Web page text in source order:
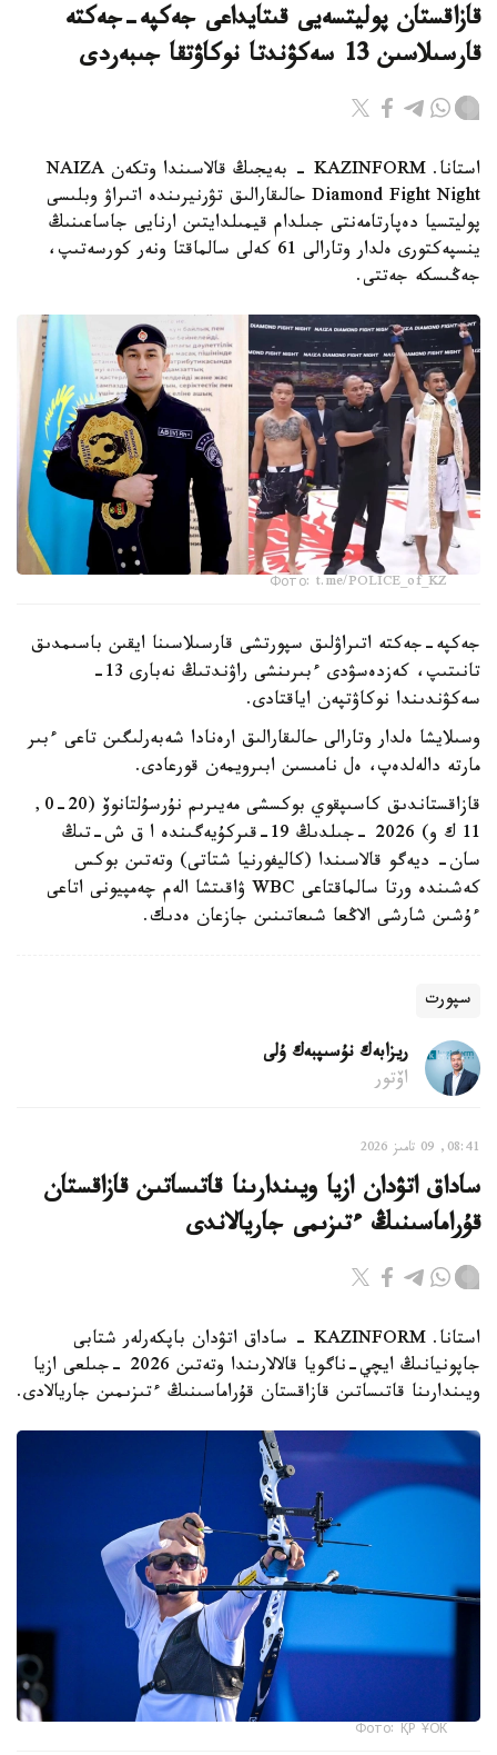
قازاقستان پوليتسەيى قىتايداعى جەكپە-جەكتە
قارسىلاسىن 13 سەكۋندتا نوكاۋتقا جىبەردى
استانا. KAZINFORM - بەيجىڭ قالاسىندا وتكەن NAIZA
Diamond Fight Night حالىقارالىق تۋرنيرىندە اتىراۋ وبلىسى
پوليتسيا دەپارتامەنتى جىلدام قيمىلدايتىن ارنايى جاساعىنىڭ
ينسپەكتورى ەلدار وتارالى 61 كەلى سالماقتا ونەر كورسەتىپ،
جەڭىسكە جەتتى.
Фото: t.me/POLICE_of_KZ
جەكپە-جەكتە اتىراۋلىق سپورتشى قارسىلاسىنا ايقىن باسىمدىق
تانىتىپ، كەزدەسۋدى ءبىرىنشى راۋندتىڭ نەبارى 13-
سەكۋندىندا نوكاۋتپەن اياقتادى.
وسىلايشا ەلدار وتارالى حالىقارالىق ارەنادا شەبەرلىگىن تاعى ءبىر
مارتە دالەلدەپ، ەل نامىسىن ابىرويمەن قورعادى.
قازاقستاندىق كاسىپقوي بوكسشى مەيىرىم نۇرسۇلتانوۆ (20-0,
11 ك و) 2026 -جىلدىڭ 19-قىركۇيەگىندە ا ق ش-تىڭ
سان- ديەگو قالاسىندا (كاليفورنيا شتاتى) وتەتىن بوكس
كەشىندە ورتا سالماقتاعى WBC ۋاقىتشا الەم چەمپيونى اتاعى
ءۇشىن شارشى الاڭعا شىعاتىنىن جازعان ەدىك.
سپورت
ريزابەك نۇسىپبەك ۇلى
اۆتور
08:41, 09 تامىز 2026
ساداق اتۋدان ازيا ويىندارىنا قاتىساتىن قازاقستان
قۇراماسىنىڭ ءتىزىمى جاريالاندى
استانا. KAZINFORM - ساداق اتۋدان باپكەرلەر شتابى
جاپونيانىڭ ايچي-ناگويا قالالارىندا وتەتىن 2026 -جىلعى ازيا
ويىندارىنا قاتىساتىن قازاقستان قۇراماسىنىڭ ءتىزىمىن جاريالادى.
Фото: ҚР ҰОК